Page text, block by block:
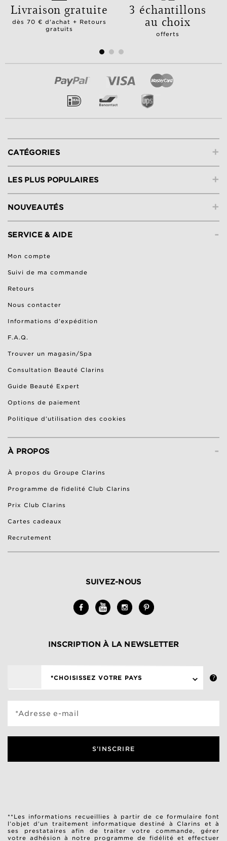
Livraison gratuite
dès 70 € d'achat + Retours
gratuits
3 échantillons
au choix
offerts
+
CATÉGORIES
+
LES PLUS POPULAIRES
+
NOUVEAUTÉS
-
SERVICE & AIDE
Mon compte
Suivi de ma commande
Retours
Nous contacter
Informations d'expédition
F.A.Q.
Trouver un magasin/Spa
Consultation Beauté Clarins
Guide Beauté Expert
Options de paiement
Politique d’utilisation des cookies
-
À PROPOS
À propos du Groupe Clarins
Programme de fidelité Club Clarins
Prix Club Clarins
Cartes cadeaux
Recrutement
SUIVEZ-NOUS
INSCRIPTION À LA NEWSLETTER
*CHOISISSEZ VOTRE PAYS
*Adresse e-mail
S'INSCRIRE
**Les informations recueillies à partir de ce formulaire font
l’objet d’un traitement informatique destiné à Clarins et à
ses prestataires afin de traiter votre commande, gérer
votre adhésion à notre programme de fidélité et effectuer